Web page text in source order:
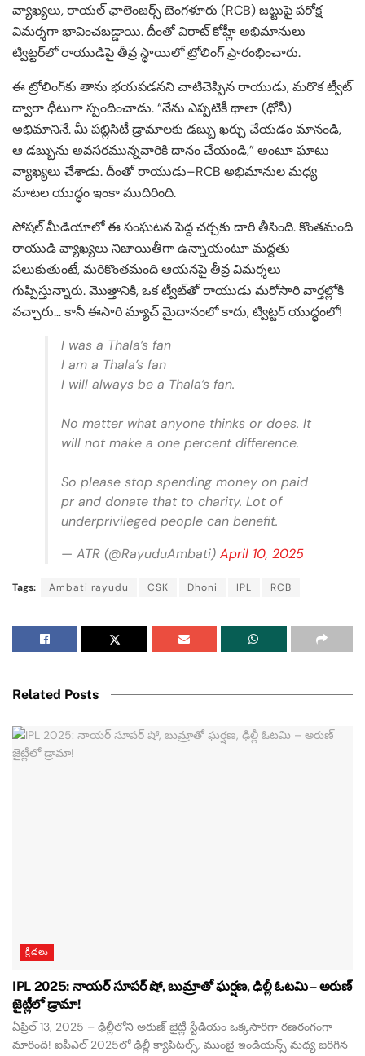
వ్యాఖ్యలు, రాయల్ ఛాలెంజర్స్ బెంగళూరు (RCB) జట్టుపై పరోక్ష
విమర్శగా భావించబడ్డాయి. దీంతో విరాట్ కోహ్లీ అభిమానులు
ట్విట్టర్‌లో రాయుడిపై తీవ్ర స్థాయిలో ట్రోలింగ్ ప్రారంభించారు.
ఈ ట్రోలింగ్‌కు తాను భయపడనని చాటిచెప్పిన రాయుడు, మరొక ట్వీట్
ద్వారా ధీటుగా స్పందించాడు. “నేను ఎప్పటికీ థాలా (ధోనీ)
అభిమానినే. మీ పబ్లిసిటీ డ్రామాలకు డబ్బు ఖర్చు చేయడం మానండి,
ఆ డబ్బును అవసరమున్నవారికి దానం చేయండి,” అంటూ ఘాటు
వ్యాఖ్యలు చేశాడు. దీంతో రాయుడు–RCB అభిమానుల మధ్య
మాటల యుద్ధం ఇంకా ముదిరింది.
సోషల్ మీడియాలో ఈ సంఘటన పెద్ద చర్చకు దారి తీసింది. కొంతమంది
రాయుడి వ్యాఖ్యలు నిజాయితీగా ఉన్నాయంటూ మద్దతు
పలుకుతుంటే, మరికొంతమంది ఆయనపై తీవ్ర విమర్శలు
గుప్పిస్తున్నారు. మొత్తానికి, ఒక ట్వీట్‌తో రాయుడు మరోసారి వార్తల్లోకి
వచ్చారు… కానీ ఈసారి మ్యాచ్ మైదానంలో కాదు, ట్విట్టర్ యుద్ధంలో!
I was a Thala’s fan
I am a Thala’s fan
I will always be a Thala’s fan.
No matter what anyone thinks or does. It
will not make a one percent difference.
So please stop spending money on paid
pr and donate that to charity. Lot of
underprivileged people can benefit.
— ATR (@RayuduAmbati) April 10, 2025
Tags: Ambati rayudu CSK Dhoni IPL RCB
Related Posts
క్రీడలు
IPL 2025: నాయర్ సూపర్ షో, బుమ్రాతో ఘర్షణ, ఢిల్లీ ఓటమి – అరుణ్
జైట్లీలో డ్రామా!
ఏప్రిల్ 13, 2025 – ఢిల్లీలోని అరుణ్ జైట్లీ స్టేడియం ఒక్కసారిగా రణరంగంగా
మారింది! ఐపీఎల్ 2025లో ఢిల్లీ క్యాపిటల్స్, ముంబై ఇండియన్స్ మధ్య జరిగిన